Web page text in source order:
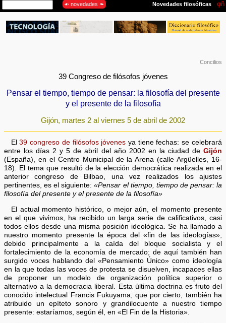
Concilios
39 Congreso de filósofos jóvenes
Pensar el tiempo, tiempo de pensar: la filosofía del presente
y el presente de la filosofía
Gijón, martes 2 al viernes 5 de abril de 2002
El39 congreso de filósofos jóvenes ya tiene fechas: se celebrará
entre los días 2 y 5 de abril del año 2002 en la ciudad de Gijón
(España), en el Centro Municipal de la Arena (calle Argüelles, 16-
18). El tema que resultó de la elección democrática realizada en el
anterior congreso de Bilbao, una vez realizados los ajustes
pertinentes, es el siguiente:«Pensar el tiempo, tiempo de pensar: la
filosofía del presente y el presente de la filosofía»
El actual momento histórico, o mejor aún, el momento presente
en el que vivimos, ha recibido un larga serie de calificativos, casi
todos ellos desde una misma posición ideológica. Se ha llamado a
nuestro momento presente la época del «fin de las ideologías»,
debido principalmente a la caída del bloque socialista y el
fortalecimiento de la economía de mercado; de aquí también han
surgido voces hablando del «Pensamiento Único» como ideología
en la que todas las voces de protesta se disuelven, incapaces ellas
de proponer un modelo de organización política superior o
alternativo a la democracia liberal. Esta última doctrina es fruto del
conocido intelectual Francis Fukuyama, que por cierto, también ha
atribuido un epíteto sonoro y grandilocuente a nuestro tiempo
presente: estaríamos, según él, en «El Fin de la Historia».